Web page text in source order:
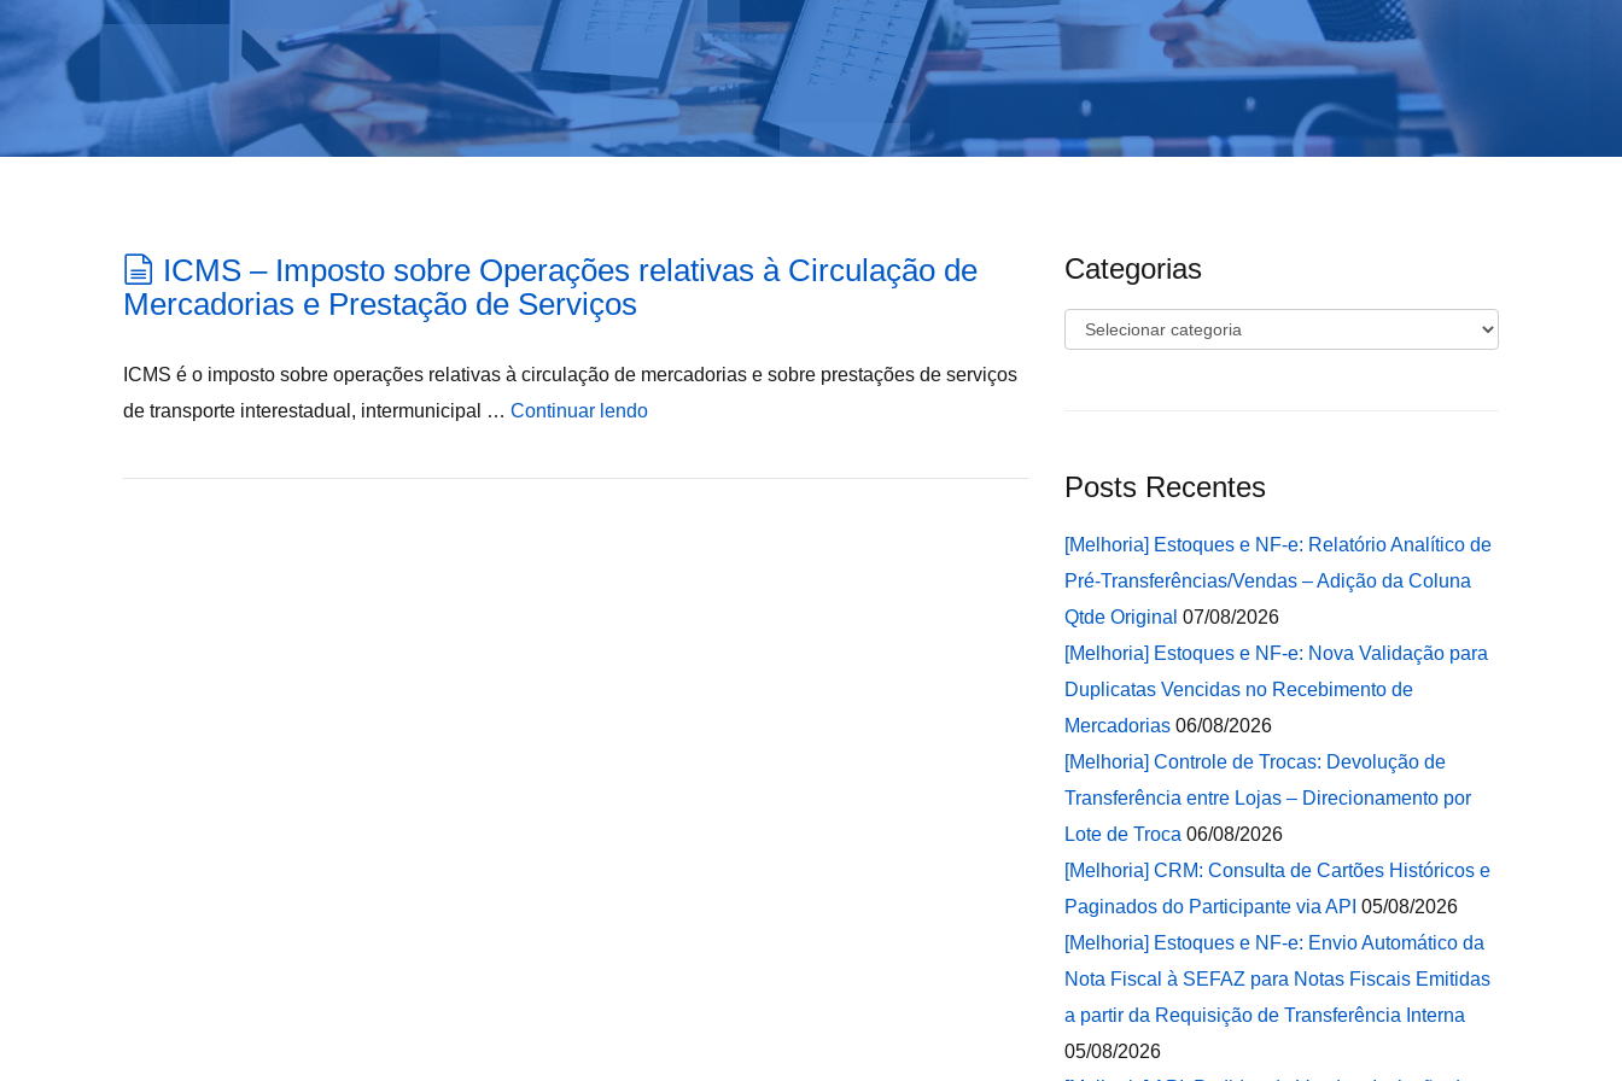
ICMS – Imposto sobre Operações relativas à Circulação de
Mercadorias e Prestação de Serviços
ICMS é o imposto sobre operações relativas à circulação de mercadorias e sobre prestações de serviços
de transporte interestadual, intermunicipal … Continuar lendo
Categorias
Categorias
Posts Recentes
[Melhoria] Estoques e NF-e: Relatório Analítico de
Pré-Transferências/Vendas – Adição da Coluna
Qtde Original 07/08/2026
[Melhoria] Estoques e NF-e: Nova Validação para
Duplicatas Vencidas no Recebimento de
Mercadorias 06/08/2026
[Melhoria] Controle de Trocas: Devolução de
Transferência entre Lojas – Direcionamento por
Lote de Troca 06/08/2026
[Melhoria] CRM: Consulta de Cartões Históricos e
Paginados do Participante via API 05/08/2026
[Melhoria] Estoques e NF-e: Envio Automático da
Nota Fiscal à SEFAZ para Notas Fiscais Emitidas
a partir da Requisição de Transferência Interna
05/08/2026